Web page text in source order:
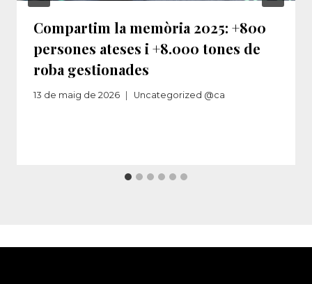
Compartim la memòria 2025: +800
persones ateses i +8.000 tones de
roba gestionades
13 de maig de 2026 Uncategorized @ca